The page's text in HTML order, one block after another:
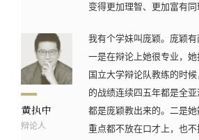
变得更加理智、更加富有同
辩论人
我有个学妹叫庞颖。庞颖有
一是在辩论上她很专业，
国立大学辩论队教练的时
的战绩连续四五年都是全
都是庞颖教出来的。二是
重点都不放在口才上，也